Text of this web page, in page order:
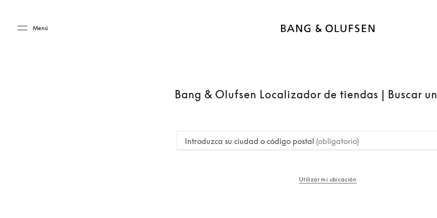
Menú
Bang & Olufsen Localizador de tiendas | Buscar
Introduzca su ciudad o código postal (obligatorio)
Utilizar mi ubicación